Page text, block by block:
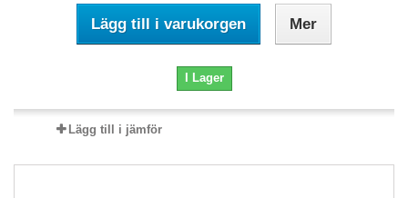
Lägg till i varukorgen Mer
I Lager
Lägg till i jämför